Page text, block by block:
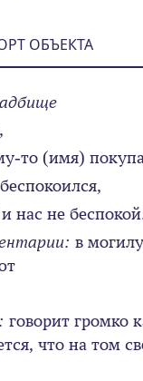
ОБЪЕКТА
то (имя)
нас не
в
говорит громко
что на том